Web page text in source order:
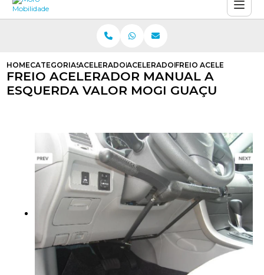
HOMECATEGORIASACELERADORES E FREIOS MANUAIS
ACELERADOR E FREIO MANUAL
FREIO ACELERADOR
FREIO ACELERADOR MANUAL A
ESQUERDA VALOR MOGI GUAÇU